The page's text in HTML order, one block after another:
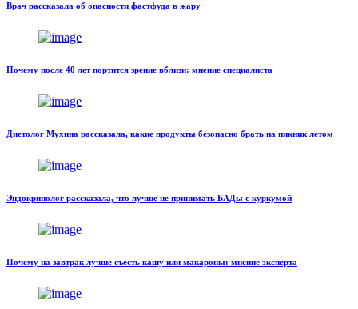
Врач рассказала об опасности фастфуда в жару
Почему после 40 лет портится зрение вблизи: мнение специалиста
Диетолог Мухина рассказала, какие продукты безопасно брать на пикник летом
Эндокринолог рассказала, что лучше не принимать БАДы с куркумой
Почему на завтрак лучше съесть кашу или макароны: мнение эксперта